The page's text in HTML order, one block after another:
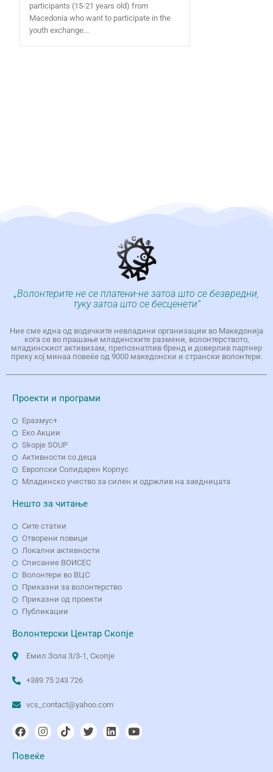
participants (15-21 years old) from
Macedonia who want to participate in the
youth exchange...
„Волонтерите не се платени-не затоа што се безвредни,
туку затоа што се бесценети“
Ние сме една од водечките невладини организации во Македонија
кога се во прашање младинските размени, волонтерството,
младинскиот активизам, препознатлив бренд и доверлив партнер
преку кој минаа повеќе од 9000 македонски и странски волонтери.
Проекти и програми
Еразмус+
Еко Aкции
Skopje SOUP
Активности со деца
Европски Солидарен Корпус
Младинско учество за силен и одржлив на заедницата
Нешто за читање
Сите статии
Отворени повици
Локални активности
Списание ВОИСЕС
Волонтери во ВЦС
Приказни за волонтерство
Приказни од проекти
Публикации
Волонтерски Центар Скопје
Емил Зола 3/3-1, Скопје
+389 75 243 726
vcs_contact@yahoo.com
Повеќе